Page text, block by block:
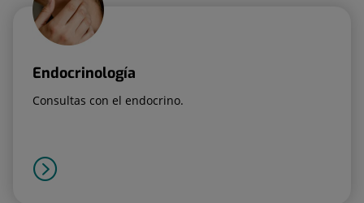
Endocrinología
Consultas con el endocrino.